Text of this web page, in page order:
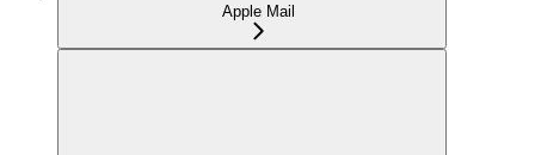
Apple Mail